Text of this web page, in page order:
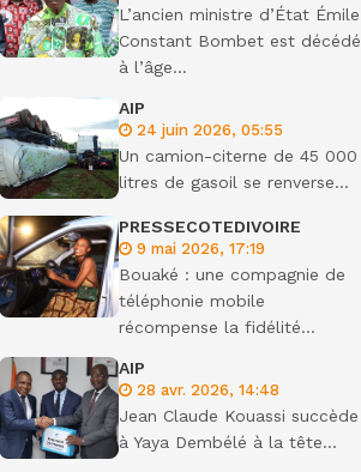
L’ancien ministre d’État Émile
Constant Bombet est décédé
à l’âge...
AIP
24 juin 2026, 05:55
Un camion-citerne de 45 000
litres de gasoil se renverse...
PRESSECOTEDIVOIRE
9 mai 2026, 17:19
Bouaké : une compagnie de
téléphonie mobile
récompense la fidélité...
AIP
28 avr. 2026, 14:48
Jean Claude Kouassi succède
à Yaya Dembélé à la tête...